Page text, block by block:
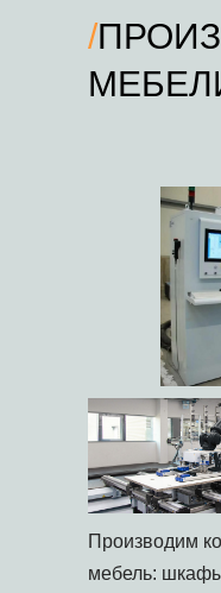
/
Производим
мебель: